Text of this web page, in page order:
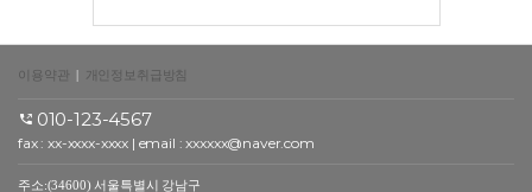
이용약관 | 개인정보취급방침
010-123-4567
fax : xx-xxxx-xxxx | email : xxxxxx@naver.com
주소:(34600) 서울특별시 강남구